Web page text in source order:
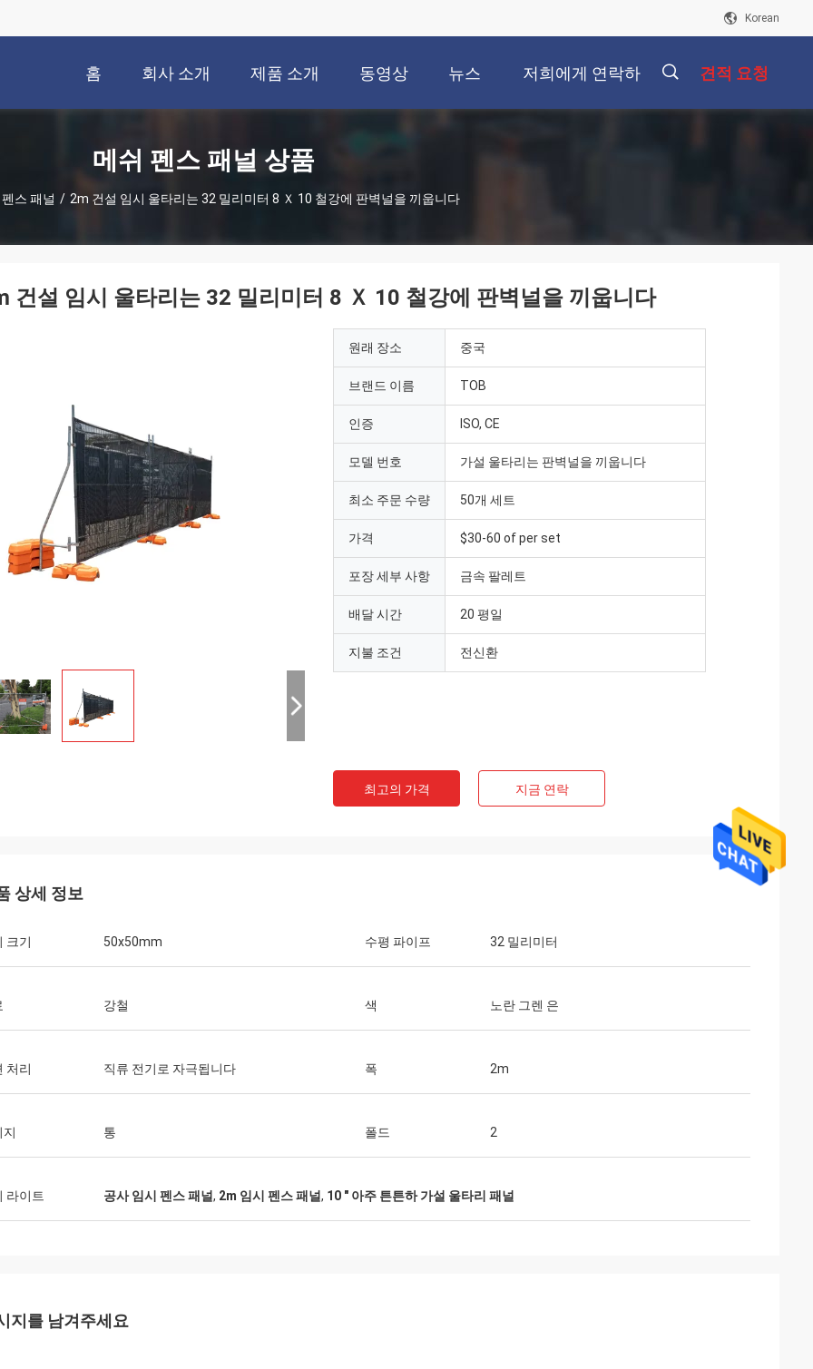
Korean
홈 회사 소개 제품 소개 동영상 뉴스 저희에게 연락하 견적 요청
메쉬 펜스 패널 상품
스 패널 / 2m 건설 임시 울타리는 32 밀리미터 8 Ｘ 10 철강에 판벽널을 끼웁니다
건설 임시 울타리는 32 밀리미터 8 Ｘ 10 철강에 판벽널을 끼웁니다
원래 장소 중국
브랜드 이름 TOB
인증 ISO, CE
모델 번호 가설 울타리는 판벽널을 끼웁니다
최소 주문 수량 50개 세트
가격 $30-60 of per set
포장 세부 사항 금속 팔레트
배달 시간 20 평일
지불 조건 전신환
최고의 가격 지금 연락
상세 정보
크기 50x50mm 수평 파이프 32 밀리미터
강철 색 노란 그렌 은
처리 직류 전기로 자극됩니다 폭 2m
지 통 폴드 2
라이트 공사 임시 펜스 패널, 2m 임시 펜스 패널, 10 " 아주 튼튼하 가설 울타리 패널
지를 남겨주세요